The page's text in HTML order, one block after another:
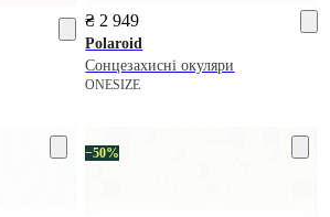
₴ 2 949
Polaroid
Сонцезахисні окуляри
ONESIZE
−50%